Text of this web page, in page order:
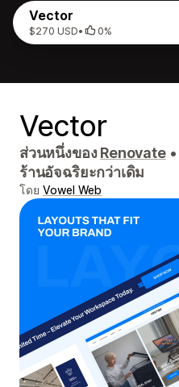
Vector
$270 USD• 0%
Vector
ส่วนหนึ่งของRenovate •
ร้านอัจฉริยะกว่าเดิม
โดย Vowel Web